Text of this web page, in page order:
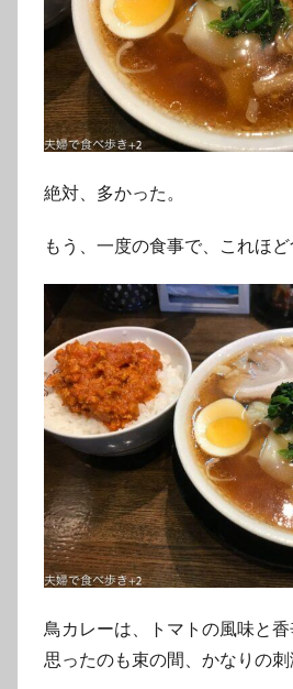
絶対、多かった。
もう、一度の食事で、これほど
鳥カレーは、トマトの風味と
思ったのも束の間、かなりの刺